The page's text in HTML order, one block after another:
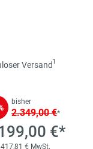
Versand1
bisher
2.349,00 €*
€*
€ MwSt.